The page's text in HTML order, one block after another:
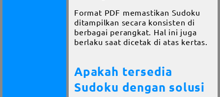
Format PDF memastikan Sudoku
ditampilkan secara konsisten di
berbagai perangkat. Hal ini juga
berlaku saat dicetak di atas kertas.
Apakah tersedia
Sudoku dengan solusi